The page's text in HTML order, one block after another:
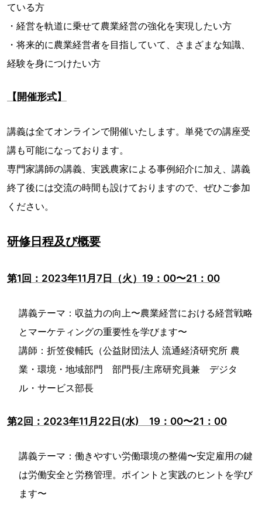
ている方
・経営を軌道に乗せて農業経営の強化を実現したい方
・将来的に農業経営者を目指していて、さまざまな知識、
経験を身につけたい方
【開催形式】
講義は全てオンラインで開催いたします。単発での講座受
講も可能になっております。
専門家講師の講義、実践農家による事例紹介に加え、講義
終了後には交流の時間も設けておりますので、ぜひご参加
ください。
研修日程及び概要
第1回：2023年11月7日（火）19：00〜21：00
講義テーマ：収益力の向上〜農業経営における経営戦略
とマーケティングの重要性を学びます〜
講師：折笠俊輔氏（公益財団法人 流通経済研究所 農
業・環境・地域部門 部門長/主席研究員兼 デジタ
ル・サービス部長
第2回：2023年11月22日(水) 19：00〜21：00
講義テーマ：働きやすい労働環境の整備〜安定雇用の鍵
は労働安全と労務管理。ポイントと実践のヒントを学び
ます〜